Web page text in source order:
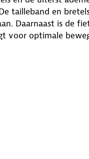
tailleband en
Daarnaast is de
voor optimale